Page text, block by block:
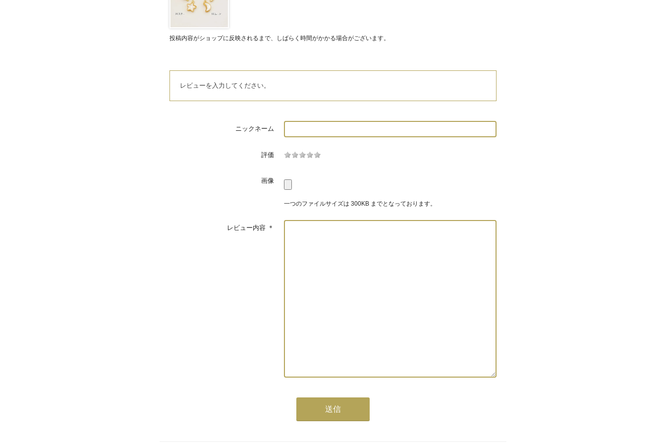
投稿内容がショップに反映されるまで、しばらく時間がかかる場合がございます。
レビューを入力してください。
ニックネーム
評価
画像
一つのファイルサイズは 300KB までとなっております。
レビュー内容 ＊